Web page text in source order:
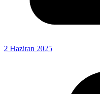
2 Haziran 2025